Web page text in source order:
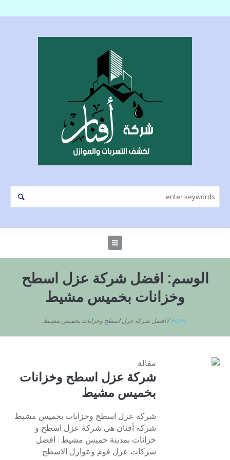
الوسم: افضل شركة عزل اسطح
وخزانات بخميس مشيط
Home
/افضل شركة عزل اسطح وخزانات بخميس مشيط
مقالة
شركة عزل اسطح وخزانات
بخميس مشيط
شركة عزل اسطح وخزانات بخميس مشيط
شركة أفنان هى شركة عزل اسطح و
خزانات بمدينة خميس مشيط . افضل
شركات عزل فوم وعوازل الاسطح